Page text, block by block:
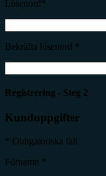
Lösenord*
Bekräfta lösenord *
Registrering - Steg 2
Kunduppgifter
* Obligatoriska fält
Förnamn *